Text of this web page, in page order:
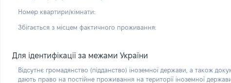
Номер квартири/кімнати:
Збігається з місцем фактичного проживання:
Для ідентифікації за межами України
Відсутнє громадянство (підданство) іноземної держави, а також
дають право на постійне проживання на території іноземної